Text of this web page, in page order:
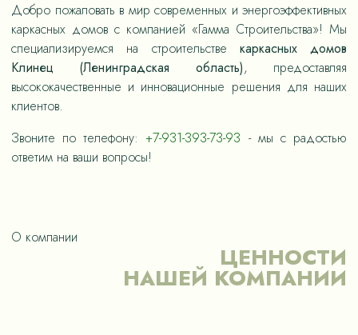
Добро пожаловать в мир современных и энергоэффективных
каркасных домов с компанией «Гамма Строительства»! Мы
специализируемся на строительстве каркасных домов
Клинец (Ленинградская область), предоставляя
высококачественные и инновационные решения для наших
клиентов.
Звоните по телефону:+7-931-393-73-93 - мы с радостью
ответим на ваши вопросы!
О компании
ЦЕННОСТИ
НАШЕЙ КОМПАНИИ